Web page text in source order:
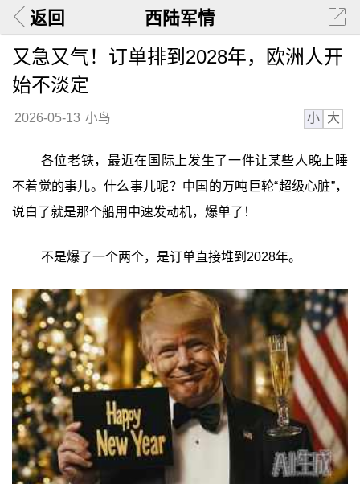
返回 西陆军情
又急又气！订单排到2028年，欧洲人开
始不淡定
2026-05-13 小鸟 小 大
各位老铁，最近在国际上发生了一件让某些人晚上睡
不着觉的事儿。什么事儿呢？中国的万吨巨轮“超级心脏”，
说白了就是那个船用中速发动机，爆单了！
不是爆了一个两个，是订单直接堆到2028年。